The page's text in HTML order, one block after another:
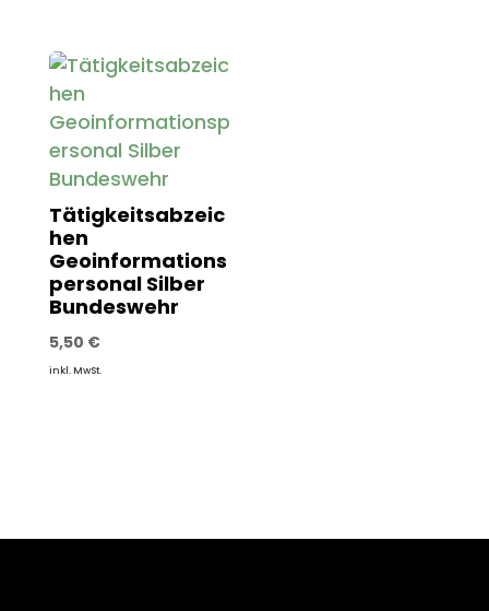
Tätigkeitsabzeic
hen
Geoinformations
personal Silber
Bundeswehr
5,50 €
inkl. MwSt.